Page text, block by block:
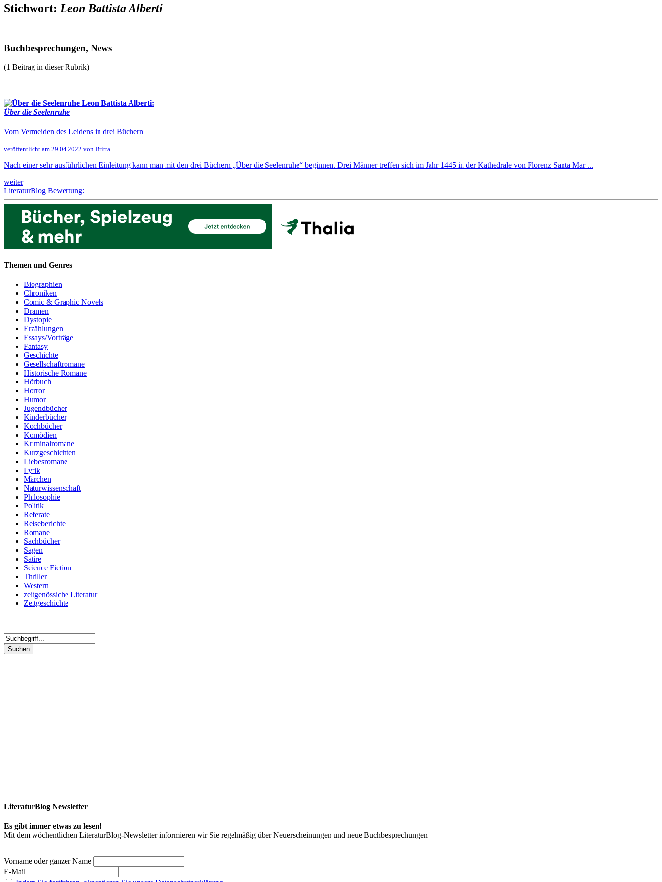
Stichwort: Leon Battista Alberti
Buchbesprechungen, News
(1 Beitrag in dieser Rubrik)
Leon Battista Alberti:
Über die Seelenruhe
Vom Vermeiden des Leidens in drei Büchern
veröffentlicht am 29.04.2022 von Britta
Nach einer sehr ausführlichen Einleitung kann man mit den drei Büchern „Über die Seelenruhe“ beginnen. Drei Männer treffen sich im Jahr 1445 in der Kathedrale von Florenz Santa Mar ...
weiter
LiteraturBlog Bewertung:
Themen und Genres
Biographien
Chroniken
Comic & Graphic Novels
Dramen
Dystopie
Erzählungen
Essays/Vorträge
Fantasy
Geschichte
Gesellschaftromane
Historische Romane
Hörbuch
Horror
Humor
Jugendbücher
Kinderbücher
Kochbücher
Komödien
Kriminalromane
Kurzgeschichten
Liebesromane
Lyrik
Märchen
Naturwissenschaft
Philosophie
Politik
Referate
Reiseberichte
Romane
Sachbücher
Sagen
Satire
Science Fiction
Thriller
Western
zeitgenössiche Literatur
Zeitgeschichte
LiteraturBlog Newsletter
Es gibt immer etwas zu lesen!
Mit dem wöchentlichen LiteraturBlog-Newsletter informieren wir Sie regelmäßig über Neuerscheinungen und neue Buchbesprechungen
Vorname oder ganzer Name
E-Mail